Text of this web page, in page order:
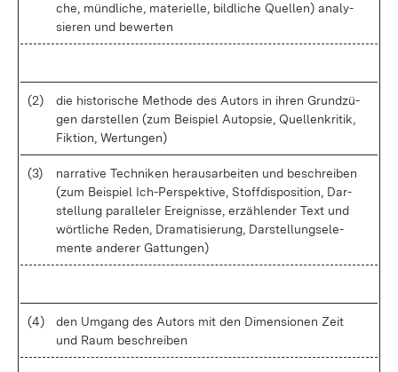
che, münd­li­che, ma­te­ri­el­le, bild­li­che Quel­len) ana­ly­
sie­ren und be­wer­ten
(2)
die his­to­ri­sche Me­tho­de des Au­tors in ih­ren Grund­zü­
gen dar­stel­len (zum Bei­spiel Aut­op­sie, Quel­len­kri­tik,
Fik­ti­on, Wer­tun­gen)
(3)
nar­ra­ti­ve Tech­ni­ken her­aus­ar­bei­ten und be­schrei­ben
(zum Bei­spiel Ich-Per­spek­ti­ve, Stoff­dis­po­si­ti­on, Dar­
stel­lung par­al­le­ler Er­eig­nis­se, er­zäh­len­der Text und
wört­li­che Re­den, Dra­ma­ti­sie­rung, Dar­stel­lungs­ele­
men­te an­de­rer Gat­tun­gen)
(4)
den Um­gang des Au­tors mit den Di­men­sio­nen Zeit
und Raum be­schrei­ben